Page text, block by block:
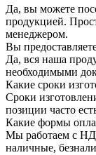
Да, вы можете
продукцией.
менеджером.
Вы
Да, вся наша
необходимыми
Какие сроки
Сроки
позиции часто
Какие формы
Мы работаем с
наличные,